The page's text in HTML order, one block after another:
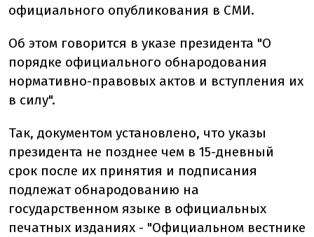
официального опубликования в СМИ.
Об этом говорится в указе президента "О
порядке официального обнародования
нормативно-правовых актов и вступления их
в силу".
Так, документом установлено, что указы
президента не позднее чем в 15-дневный
срок после их принятия и подписания
подлежат обнародованию на
государственном языке в официальных
печатных изданиях - "Официальном вестнике